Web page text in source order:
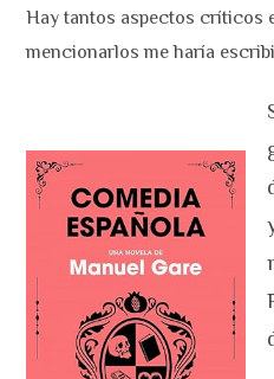
Hay tantos aspectos críticos
mencionarlos me haría